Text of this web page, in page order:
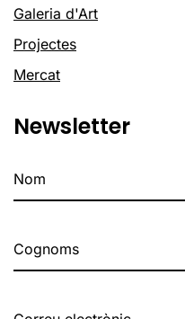
Galeria d'Art
Projectes
Mercat
Newsletter